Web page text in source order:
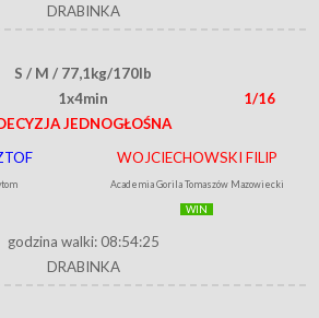
DRABINKA
S / M / 77,1kg/170lb
1x4min
1/16
JEDNOGŁOŚNA
WOJCIECHOWSKI FILIP
Academia Gorila Tomaszów Mazowiecki
WIN
godzina walki: 08:54:25
DRABINKA